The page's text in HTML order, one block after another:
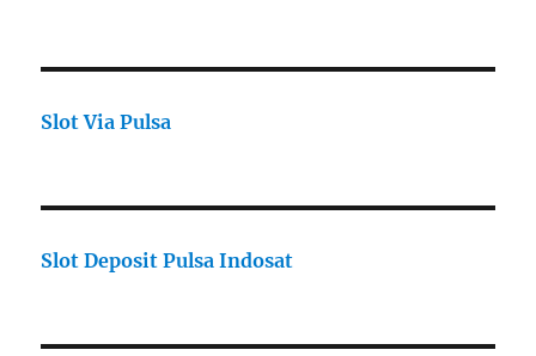
Slot Via Pulsa
Slot Deposit Pulsa Indosat